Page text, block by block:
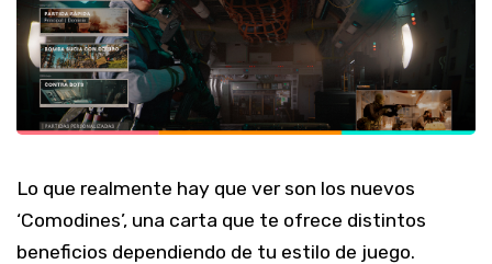
Lo que realmente hay que ver son los nuevos
‘Comodines’, una carta que te ofrece distintos
beneficios dependiendo de tu estilo de juego.